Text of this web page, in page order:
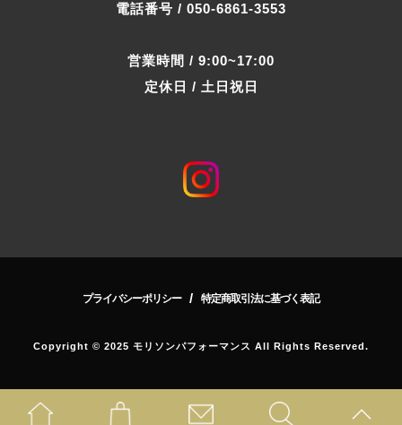
電話番号 / 050-6861-3553
営業時間 / 9:00~17:00
定休日 / 土日祝日
プライバシーポリシー / 特定商取引法に基づく表記
Copyright © 2025 モリソンパフォーマンス All Rights Reserved.